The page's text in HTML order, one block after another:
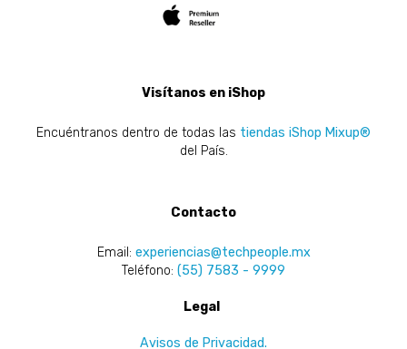
Visítanos en iShop
Encuéntranos dentro de todas las tiendas iShop Mixup®
del País.
Contacto
Email: experiencias@techpeople.mx
Teléfono: (55) 7583 - 9999
Legal
Avisos de Privacidad.